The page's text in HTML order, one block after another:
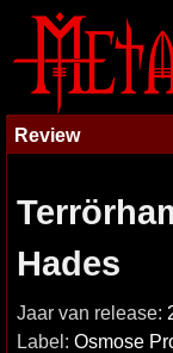
Review
Hades
Jaar van release:
Label: Osmose